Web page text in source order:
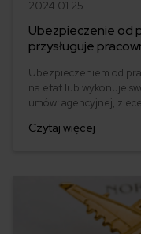
2024.01.25
Ubezpieczenie od
przysługuje
Ubezpieczeniem od
na etat lub wykonuje
umów: agencyjnej,
Czytaj więcej